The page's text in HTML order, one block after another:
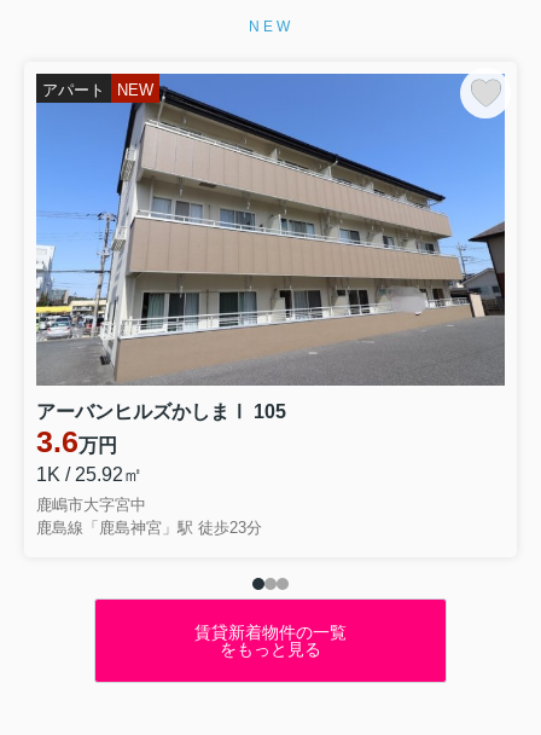
NEW
アパート NEW
アーバンヒルズかしまⅠ 105
3.6万円
1K / 25.92㎡
鹿嶋市大字宮中
鹿島線「鹿島神宮」駅 徒歩23分
賃貸新着物件の一覧
をもっと見る